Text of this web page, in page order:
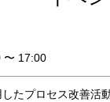
〜 17:00
したプロセス改善活